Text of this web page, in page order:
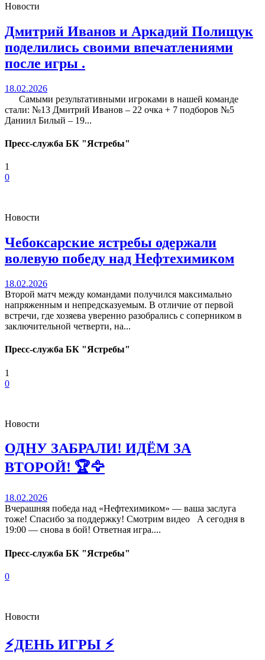
Новости
Дмитрий Иванов и Аркадий Полищук
поделились своими впечатлениями
после игры .
18.02.2026
Самыми результативными игроками в нашей команде
стали: №13 Дмитрий Иванов – 22 очка + 7 подборов №5
Даниил Билый – 19...
Пресс-служба БК "Ястребы"
1
0
Новости
Чебоксарские ястребы одержали
волевую победу над Нефтехимиком
18.02.2026
Второй матч между командами получился максимально
напряженным и непредсказуемым. В отличие от первой
встречи, где хозяева уверенно разобрались с соперником в
заключительной четверти, на...
Пресс-служба БК "Ястребы"
1
0
Новости
ОДНУ ЗАБРАЛИ! ИДЁМ ЗА
ВТОРОЙ! 🏆🦅
18.02.2026
Вчерашняя победа над «Нефтехимиком» — ваша заслуга
тоже! Спасибо за поддержку! Смотрим видео А сегодня в
19:00 — снова в бой! Ответная игра....
Пресс-служба БК "Ястребы"
0
Новости
⚡️ДЕНЬ ИГРЫ ⚡️